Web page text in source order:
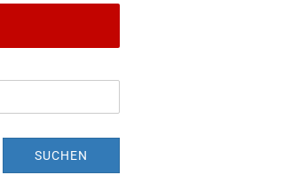
SUCHEN